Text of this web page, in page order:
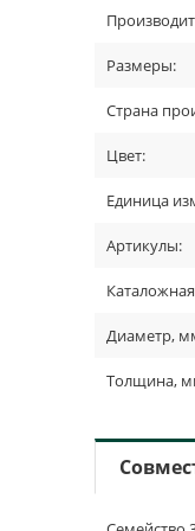
Размеры:
Страна
Цвет:
Единица
Артикулы:
Диаметр,
Толщина,